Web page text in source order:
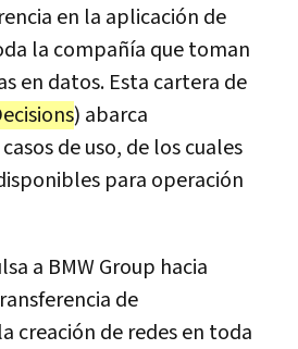
en la aplicación de
la compañía que toman
en datos. Esta cartera de
) abarca
de uso, de los cuales
para operación
a BMW Group hacia
de
creación de redes en toda